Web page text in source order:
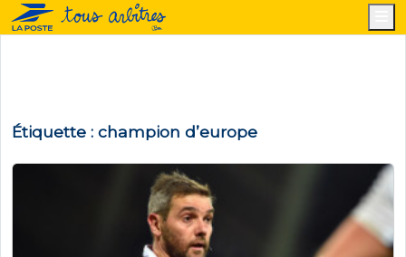
Étiquette : champion d’europe